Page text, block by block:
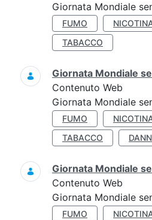
Giornata Mondiale
FUMO
TABACCO
Giornata Mondiale
Contenuto Web
Giornata Mondiale
FUMO
TABACCO
Giornata Mondiale
Contenuto Web
Giornata Mondiale
FUMO